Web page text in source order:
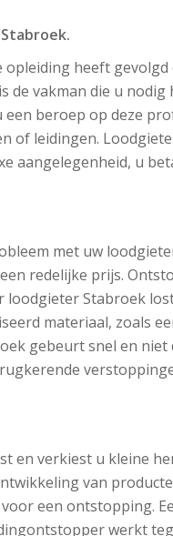
heeft
vakman die u nodig
beroep op deze
of leidingen.
aangelegenheid, u
met uw
redelijke prijs.
loodgieter Stabroek
materiaal, zoals
gebeurt snel en niet
en verkiest u kleine
van
een ontstopping.
werkt